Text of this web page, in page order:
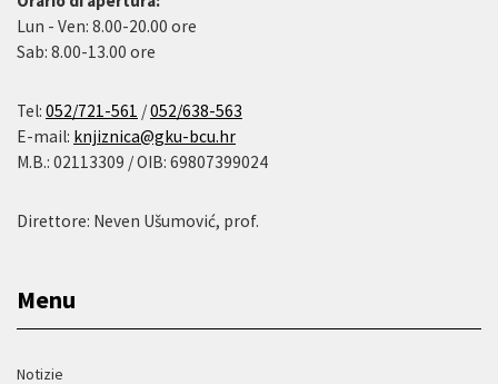
Lun - Ven: 8.00-20.00 ore
Sab: 8.00-13.00 ore
Tel: 052/721-561 /052/638-563
E-mail: knjiznica@gku-bcu.hr
M.B.: 02113309 / OIB: 69807399024
Direttore: Neven Ušumović, prof.
Menu
Notizie